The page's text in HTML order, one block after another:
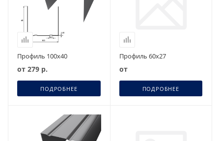
Профиль 100х40
от 279 р.
ПОДРОБНЕЕ
Профиль 60х27
от
ПОДРОБНЕЕ